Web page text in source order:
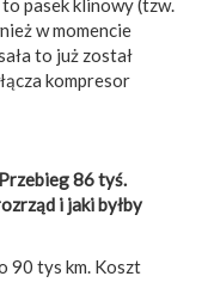
pasek klinowy (tzw.
w momencie
to już został
kompresor
86 tyś.
i jaki byłby
90 tys km. Koszt